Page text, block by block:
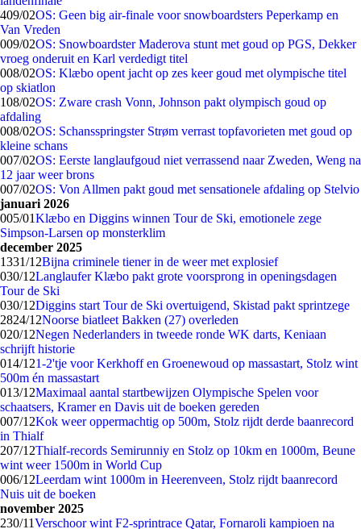
409/02OS: Geen big air-finale voor snowboardsters Peperkamp en
Van Vreden
009/02OS: Snowboardster Maderova stunt met goud op PGS, Dekker
vroeg onderuit en Karl verdedigt titel
008/02OS: Klæbo opent jacht op zes keer goud met olympische titel
op skiatlon
108/02OS: Zware crash Vonn, Johnson pakt olympisch goud op
afdaling
008/02OS: Schansspringster Strøm verrast topfavorieten met goud op
kleine schans
007/02OS: Eerste langlaufgoud niet verrassend naar Zweden, Weng na
12 jaar weer brons
007/02OS: Von Allmen pakt goud met sensationele afdaling op Stelvio
januari 2026
005/01Klæbo en Diggins winnen Tour de Ski, emotionele zege
Simpson-Larsen op monsterklim
december 2025
1331/12Bijna criminele tiener in de weer met explosief
030/12Langlaufer Klæbo pakt grote voorsprong in openingsdagen
Tour de Ski
030/12Diggins start Tour de Ski overtuigend, Skistad pakt sprintzege
2824/12Noorse biatleet Bakken (27) overleden
020/12Negen Nederlanders in tweede ronde WK darts, Keniaan
schrijft historie
014/121-2'tje voor Kerkhoff en Groenewoud op massastart, Stolz wint
500m én massastart
013/12Maximaal aantal startbewijzen Olympische Spelen voor
schaatsers, Kramer en Davis uit de boeken gereden
007/12Kok weer oppermachtig op 500m, Stolz rijdt derde baanrecord
in Thialf
207/12Thialf-records Semirunniy en Stolz op 10km en 1000m, Beune
wint weer 1500m in World Cup
006/12Leerdam wint 1000m in Heerenveen, Stolz rijdt baanrecord
Nuis uit de boeken
november 2025
230/11Verschoor wint F2-sprintrace Qatar, Fornaroli kampioen na